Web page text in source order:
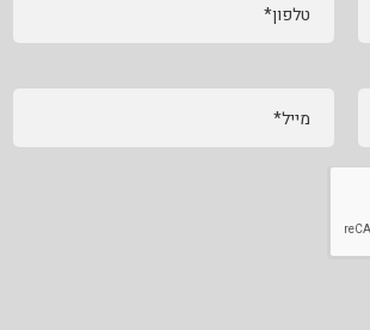
טלפון*
מייל*